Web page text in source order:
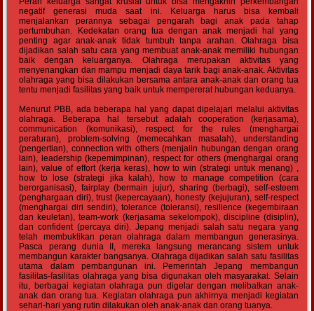
negatif generasi muda saat ini. Keluarga harus bisa kembali
menjalankan perannya sebagai pengarah bagi anak pada tahap
pertumbuhan. Kedekatan orang tua dengan anak menjadi hal yang
penting agar anak-anak tidak tumbuh tanpa arahan. Olahraga bisa
dijadikan salah satu cara yang membuat anak-anak memiliki hubungan
baik dengan keluarganya. Olahraga merupakan aktivitas yang
menyenangkan dan mampu menjadi daya tarik bagi anak-anak. Aktivitas
olahraga yang bisa dilakukan bersama antara anak-anak dan orang tua
tentu menjadi fasilitas yang baik untuk mempererat hubungan keduanya.
Menurut PBB, ada beberapa hal yang dapat dipelajari melalui aktivitas
olahraga. Beberapa hal tersebut adalah cooperation (kerjasama),
communication (komunikasi), respect for the rules (menghargai
peraturan), problem-solving (memecahkan masalah), understanding
(pengertian), connection with others (menjalin hubungan dengan orang
lain), leadership (kepemimpinan), respect for others (menghargai orang
lain), value of effort (kerja keras), how to win (strategi untuk menang) ,
how to lose (strategi jika kalah), how to manage competition (cara
berorganisasi), fairplay (bermain jujur), sharing (berbagi), self-esteem
(penghargaan diri), trust (kepercayaan), honesty (kejujuran), self-respect
(menghargai diri sendiri), tolerance (toleransi), resilience (kegembiraan
dan keuletan), team-work (kerjasama sekelompok), discipline (disiplin),
dan confident (percaya diri). Jepang menjadi salah satu negara yang
telah membuktikan peran olahraga dalam membangun generasinya.
Pasca perang dunia II, mereka langsung merancang sistem untuk
membangun karakter bangsanya. Olahraga dijadikan salah satu fasilitas
utama dalam pembangunan ini. Pemerintah Jepang membangun
fasilitas-fasilitas olahraga yang bisa digunakan oleh masyarakat. Selain
itu, berbagai kegiatan olahraga pun digelar dengan melibatkan anak-
anak dan orang tua. Kegiatan olahraga pun akhirnya menjadi kegiatan
sehari-hari yang rutin dilakukan oleh anak-anak dan orang tuanya.